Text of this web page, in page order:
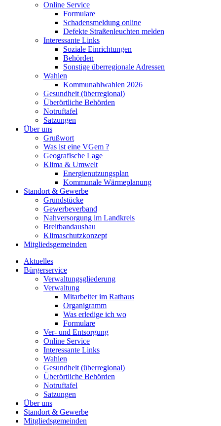
Online Service
Formulare
Schadensmeldung online
Defekte Straßenleuchten melden
Interessante Links
Soziale Einrichtungen
Behörden
Sonstige überregionale Adressen
Wahlen
Kommunahlwahlen 2026
Gesundheit (überregional)
Überörtliche Behörden
Notruftafel
Satzungen
Über uns
Grußwort
Was ist eine VGem ?
Geografische Lage
Klima & Umwelt
Energienutzungsplan
Kommunale Wärmeplanung
Standort & Gewerbe
Grundstücke
Gewerbeverband
Nahversorgung im Landkreis
Breitbandausbau
Klimaschutzkonzept
Mitgliedsgemeinden
Aktuelles
Bürgerservice
Verwaltungsgliederung
Verwaltung
Mitarbeiter im Rathaus
Organigramm
Was erledige ich wo
Formulare
Ver- und Entsorgung
Online Service
Interessante Links
Wahlen
Gesundheit (überregional)
Überörtliche Behörden
Notruftafel
Satzungen
Über uns
Standort & Gewerbe
Mitgliedsgemeinden